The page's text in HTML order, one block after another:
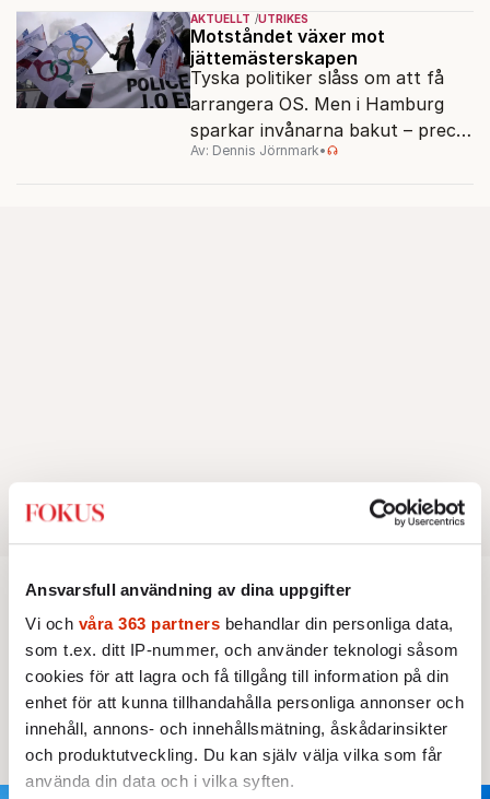
Ansvarsfull användning av dina uppgifter
Vi och våra 363 partners behandlar din personliga data,
som t.ex. ditt IP-nummer, och använder teknologi såsom
cookies för att lagra och få tillgång till information på din
enhet för att kunna tillhandahålla personliga annonser och
innehåll, annons- och innehållsmätning, åskådarinsikter
och produktutveckling. Du kan själv välja vilka som får
använda din data och i vilka syften.
AKTUELLT UTRIKES
Motståndet växer mot
jättemästerskapen
Tyska politiker slåss om att få
arrangera OS. Men i Hamburg
sparkar invånarna bakut – precis
som de gjort tidigare i Paris,
Av: Dennis Jörnmark•
AKTUELLT POLITIK
Bryssels stora klimatdilemma
Svårt förena höga klimatambitioner med
bibehållen konkurrenskraft.